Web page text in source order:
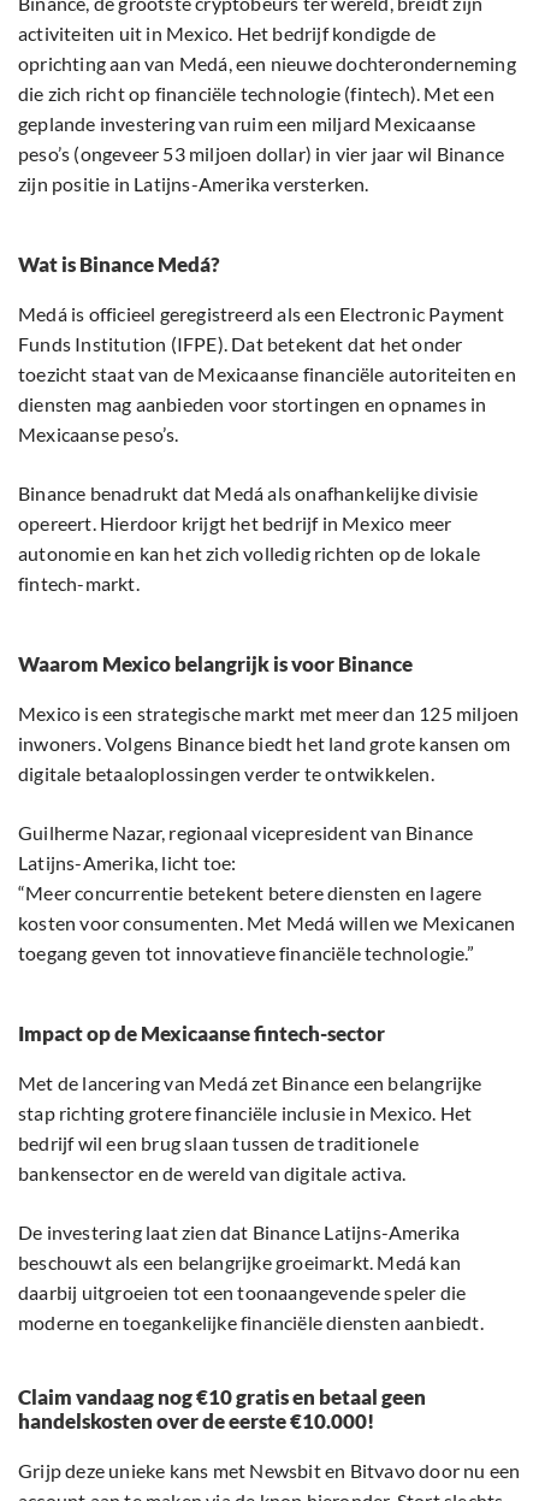
activiteiten uit in Mexico. Het bedrijf kondigde de
oprichting aan van Medá, een nieuwe dochteronderneming
die zich richt op financiële technologie (fintech). Met een
geplande investering van ruim een miljard Mexicaanse
peso’s (ongeveer 53 miljoen dollar) in vier jaar wil Binance
zijn positie in Latijns-Amerika versterken.
Wat is Binance Medá?
Medá is officieel geregistreerd als een Electronic Payment
Funds Institution (IFPE). Dat betekent dat het onder
toezicht staat van de Mexicaanse financiële autoriteiten en
diensten mag aanbieden voor stortingen en opnames in
Mexicaanse peso’s.
Binance benadrukt dat Medá als onafhankelijke divisie
opereert. Hierdoor krijgt het bedrijf in Mexico meer
autonomie en kan het zich volledig richten op de lokale
fintech-markt.
Waarom Mexico belangrijk is voor Binance
Mexico is een strategische markt met meer dan 125 miljoen
inwoners. Volgens Binance biedt het land grote kansen om
digitale betaaloplossingen verder te ontwikkelen.
Guilherme Nazar, regionaal vicepresident van Binance
Latijns-Amerika, licht toe:
“Meer concurrentie betekent betere diensten en lagere
kosten voor consumenten. Met Medá willen we Mexicanen
toegang geven tot innovatieve financiële technologie.”
Impact op de Mexicaanse fintech-sector
Met de lancering van Medá zet Binance een belangrijke
stap richting grotere financiële inclusie in Mexico. Het
bedrijf wil een brug slaan tussen de traditionele
bankensector en de wereld van digitale activa.
De investering laat zien dat Binance Latijns-Amerika
beschouwt als een belangrijke groeimarkt. Medá kan
daarbij uitgroeien tot een toonaangevende speler die
moderne en toegankelijke financiële diensten aanbiedt.
Claim vandaag nog €10 gratis en betaal geen
handelskosten over de eerste €10.000!
Grijp deze unieke kans met Newsbit en Bitvavo door nu een